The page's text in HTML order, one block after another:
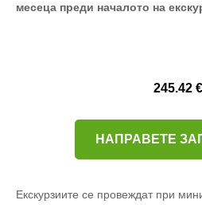
месеца преди началото на
245.42 €
НАПРАВЕТЕ
Екскурзиите се провеждат при